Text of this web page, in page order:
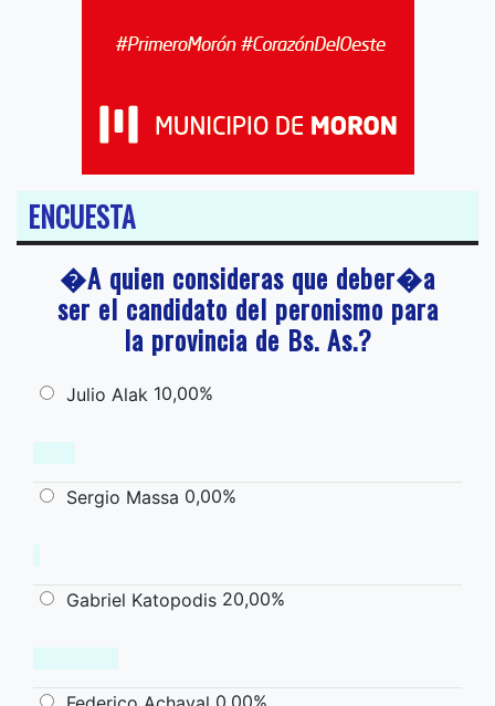
ENCUESTA
�A quien consideras que deber�a
ser el candidato del peronismo para
la provincia de Bs. As.?
Julio Alak 10,00%
Sergio Massa 0,00%
Gabriel Katopodis 20,00%